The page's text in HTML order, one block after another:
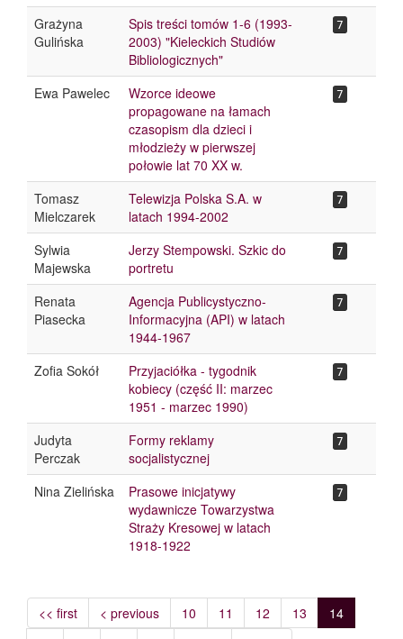
Grażyna
Gulińska
Spis treści tomów 1-6 (1993-
2003) "Kieleckich Studiów
Bibliologicznych"
7
Ewa Pawelec
Wzorce ideowe
propagowane na łamach
czasopism dla dzieci i
młodzieży w pierwszej
połowie lat 70 XX w.
7
Tomasz
Mielczarek
Telewizja Polska S.A. w
latach 1994-2002
7
Sylwia
Majewska
Jerzy Stempowski. Szkic do
portretu
7
Renata
Piasecka
Agencja Publicystyczno-
Informacyjna (API) w latach
1944-1967
7
Zofia Sokół
Przyjaciółka - tygodnik
kobiecy (część II: marzec
1951 - marzec 1990)
7
Judyta
Perczak
Formy reklamy
socjalistycznej
7
Nina Zielińska
Prasowe inicjatywy
wydawnicze Towarzystwa
Straży Kresowej w latach
1918-1922
7
<< first < previous 10 11 12 13
14